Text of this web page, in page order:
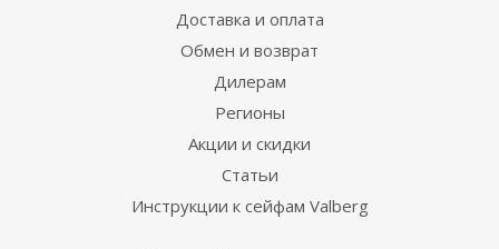
Доставка и оплата
Обмен и возврат
Дилерам
Регионы
Акции и скидки
Статьи
Инструкции к сейфам Valberg